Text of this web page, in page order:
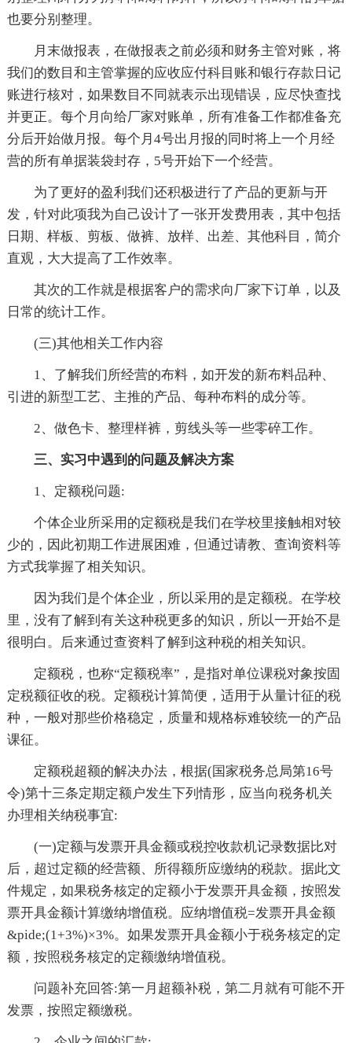
也要分别整理。
月末做报表，在做报表之前必须和财务主管对账，将
我们的数目和主管掌握的应收应付科目账和银行存款日记
账进行核对，如果数目不同就表示出现错误，应尽快查找
并更正。每个月向给厂家对账单，所有准备工作都准备充
分后开始做月报。每个月4号出月报的同时将上一个月经
营的所有单据装袋封存，5号开始下一个经营。
为了更好的盈利我们还积极进行了产品的更新与开
发，针对此项我为自己设计了一张开发费用表，其中包括
日期、样板、剪板、做裤、放样、出差、其他科目，简介
直观，大大提高了工作效率。
其次的工作就是根据客户的需求向厂家下订单，以及
日常的统计工作。
(三)其他相关工作内容
1、了解我们所经营的布料，如开发的新布料品种、
引进的新型工艺、主推的产品、每种布料的成分等。
2、做色卡、整理样裤，剪线头等一些零碎工作。
三、实习中遇到的问题及解决方案
1、定额税问题:
个体企业所采用的定额税是我们在学校里接触相对较
少的，因此初期工作进展困难，但通过请教、查询资料等
方式我掌握了相关知识。
因为我们是个体企业，所以采用的是定额税。在学校
里，没有了解到有关这种税更多的知识，所以一开始不是
很明白。后来通过查资料了解到这种税的相关知识。
定额税，也称“定额税率”，是指对单位课税对象按固
定税额征收的税。定额税计算简便，适用于从量计征的税
种，一般对那些价格稳定，质量和规格标难较统一的产品
课征。
定额税超额的解决办法，根据(国家税务总局第16号
令)第十三条定期定额户发生下列情形，应当向税务机关
办理相关纳税事宜:
(一)定额与发票开具金额或税控收款机记录数据比对
后，超过定额的经营额、所得额所应缴纳的税款。据此文
件规定，如果税务核定的定额小于发票开具金额，按照发
票开具金额计算缴纳增值税。应纳增值税=发票开具金额
&pide;(1+3%)×3%。如果发票开具金额小于税务核定的定
额，按照税务核定的定额缴纳增值税。
问题补充回答:第一月超额补税，第二月就有可能不开
发票，按照定额缴税。